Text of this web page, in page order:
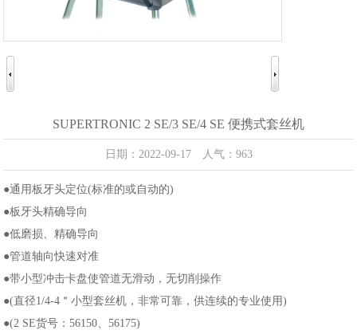
SUPERTRONIC 2 SE/3 SE/4 SE 便携式套丝机
日期：2022-09-17 人气：963
●通用板牙头定位(标准的或自动的)
●板牙头精确导向
●低磨损、精确导向
●管道轴向快速对准
●带小型冲击卡盘使管道无滑动，无切削操作
●(直径1/4-4＂小型套丝机，非常可靠，供连续的专业使用)
●(2 SE货号：56150、56175)